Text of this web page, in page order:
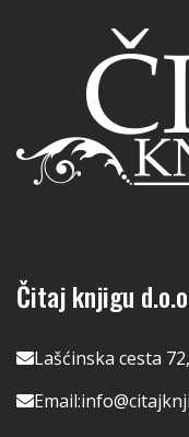
Čitaj knjigu
Lašćinska cesta
Email: